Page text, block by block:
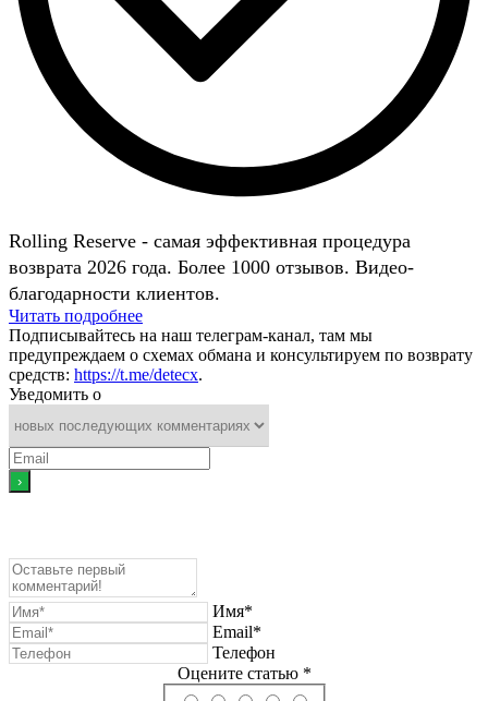
Rolling Reserve - самая эффективная процедура
возврата 2026 года. Более 1000 отзывов. Видео-
благодарности клиентов.
Читать подробнее
Подписывайтесь на наш телеграм-канал, там мы
предупреждаем о схемах обмана и консультируем по возврату
средств: https://t.me/detecx.
Уведомить о
Имя*
Email*
Телефон
Оцените статью *